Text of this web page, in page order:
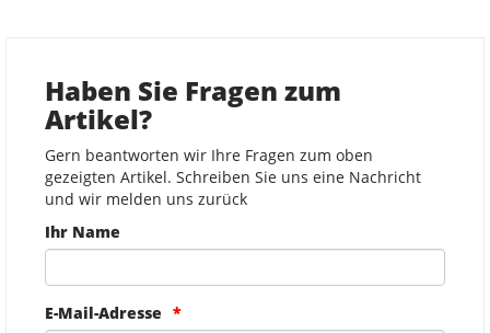
Haben Sie Fragen zum
Artikel?
Gern beantworten wir Ihre Fragen zum oben
gezeigten Artikel. Schreiben Sie uns eine Nachricht
und wir melden uns zurück
Ihr Name
E-Mail-Adresse